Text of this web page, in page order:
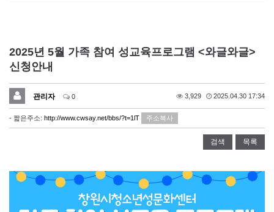
2025년 5월 가족 참여 성교육프로그램 <와글와글>
신청안내
관리자 0 3,929 2025.04.30 17:34
- 짧은주소: http://www.cwsay.net/bbs/?t=1lT 주소복사
검색 목록